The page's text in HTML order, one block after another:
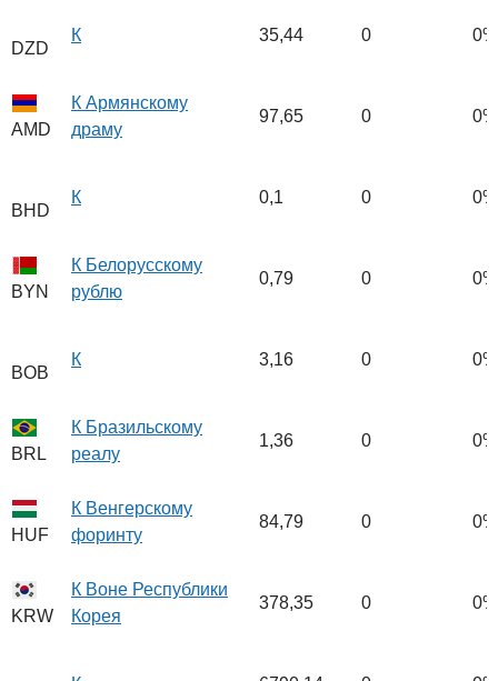
DZD
К 35,44 0 0%
AMD
К Армянскому
драму
97,65 0 0%
BHD
К 0,1 0 0%
BYN
К Белорусскому
рублю
0,79 0 0%
BOB
К 3,16 0 0%
BRL
К Бразильскому
реалу
1,36 0 0%
HUF
К Венгерскому
форинту
84,79 0 0%
KRW
К Воне Республики
Корея
378,35 0 0%